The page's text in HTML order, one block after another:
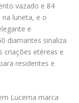
vazado e 84
luneta, e o
e
diamantes sinaliza
criações etéreas e
residentes e
Lucerna marca